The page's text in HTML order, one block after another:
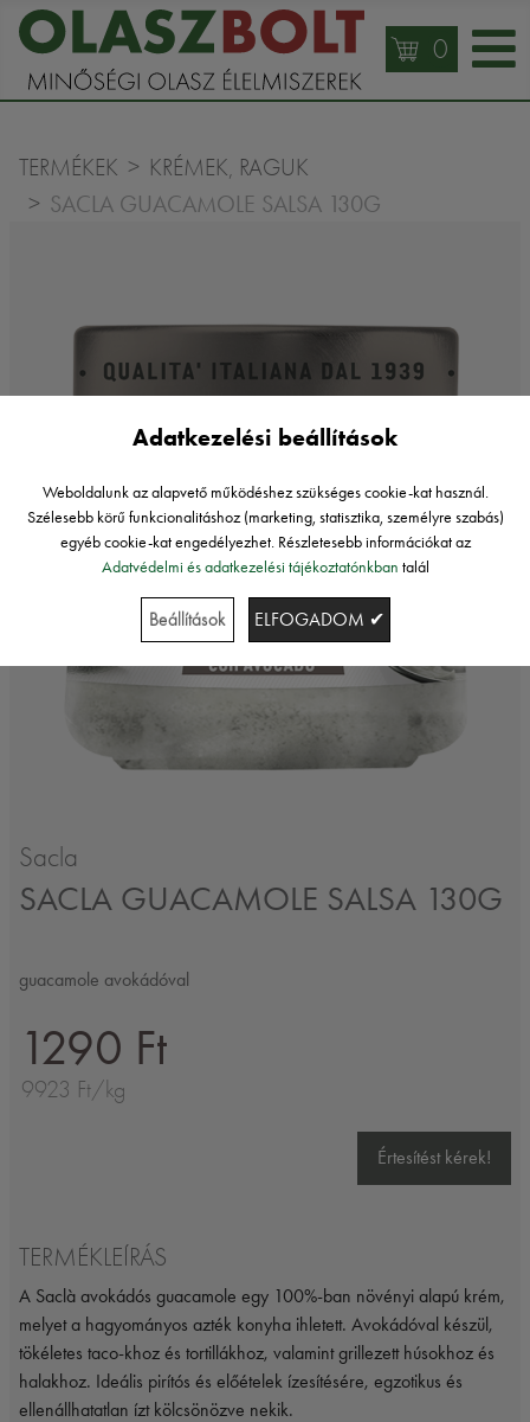
0
TERMÉKEK KRÉMEK, RAGUK
SACLA GUACAMOLE SALSA 130G
Sacla
SACLA GUACAMOLE SALSA 130G
guacamole avokádóval
1290 Ft
9923 Ft/kg
Értesítést kérek!
TERMÉKLEÍRÁS
A Saclà avokádós guacamole egy 100%-ban növényi alapú krém,
melyet a hagyományos azték konyha ihletett. Avokádóval készül,
tökéletes taco-khoz és tortillákhoz, valamint grillezett húsokhoz és
halakhoz. Ideális pirítós és előételek ízesítésére, egzotikus és
ellenállhatatlan ízt kölcsönözve nekik.
Adatkezelési beállítások
Weboldalunk az alapvető működéshez szükséges cookie-kat használ.
Szélesebb körű funkcionalitáshoz (marketing, statisztika, személyre szabás)
egyéb cookie-kat engedélyezhet. Részletesebb információkat az
Adatvédelmi és adatkezelési tájékoztatónkban talál
Beállítások ELFOGADOM ✔